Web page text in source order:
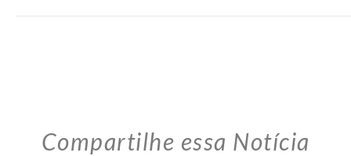
Compartilhe essa Notícia